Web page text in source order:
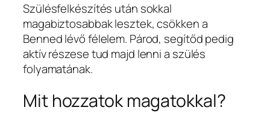
Szülésfelkészítés után sokkal
magabiztosabbak lesztek, csökken a
Benned lévő félelem. Párod, segítőd pedig
aktív részese tud majd lenni a szülés
folyamatának.
Mit hozzatok magatokkal?